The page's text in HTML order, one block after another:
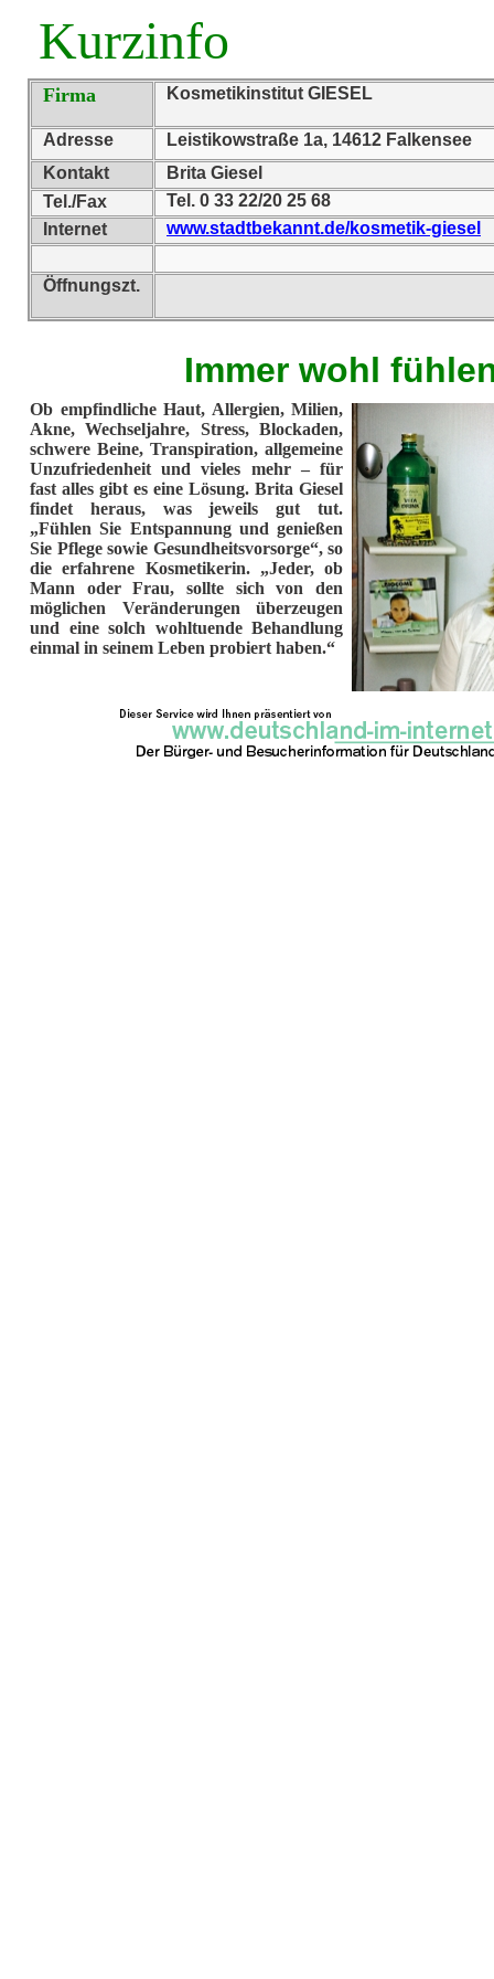
Kurzinfo
Firma Kosmetikinstitut GIESEL
Adresse
Leistikowstraße 1a, 14612 Falkensee
Kontakt
Brita Giesel
Tel./Fax
Tel. 0 33 22/20 25 68
Internet
www.stadtbekannt.de/kosmetik-giesel
Öffnungszt.
Immer wohl
Ob empfindliche Haut, Allergien, Milien,
Akne, Wechseljahre, Stress, Blockaden,
schwere Beine, Transpiration, allgemeine
Unzufriedenheit und vieles mehr – für
fast alles gibt es eine Lösung. Brita Giesel
findet heraus, was jeweils gut tut.
„Fühlen Sie Entspannung und genießen
Sie Pflege sowie Gesundheitsvorsorge“, so
die erfahrene Kosmetikerin. „Jeder, ob
Mann oder Frau, sollte sich von den
möglichen Veränderungen überzeugen
und eine solch wohltuende Behandlung
einmal in seinem Leben probiert haben.“